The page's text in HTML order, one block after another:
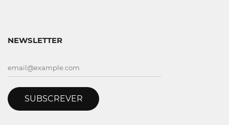
NEWSLETTER
SUBSCREVER